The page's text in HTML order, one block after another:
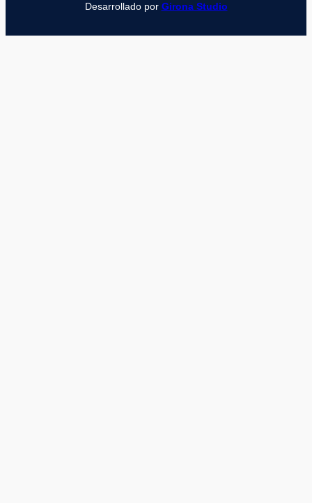
Desarrollado por Girona Studio